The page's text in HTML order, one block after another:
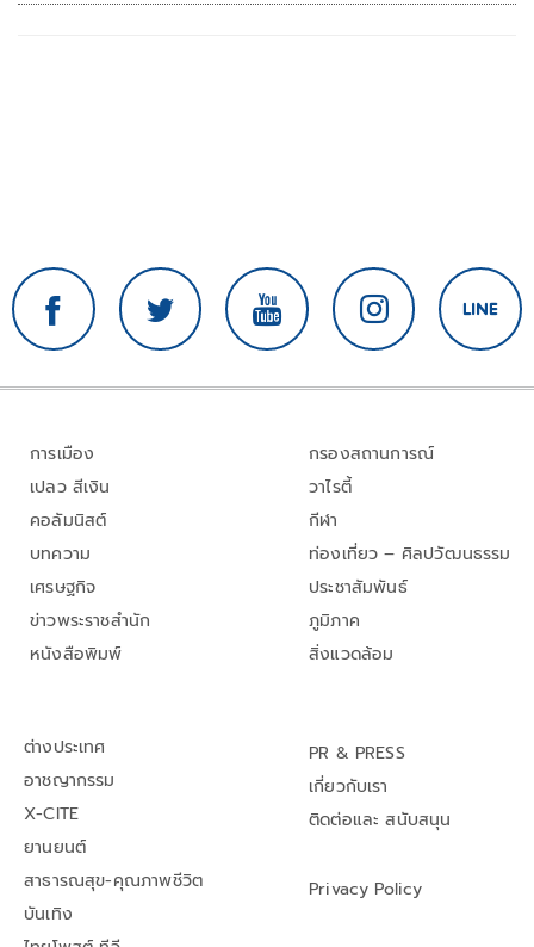
การเมือง
เปลว สีเงิน
คอลัมนิสต์
บทความ
เศรษฐกิจ
ข่าวพระราชสำนัก
หนังสือพิมพ์
กรองสถานการณ์
วาไรตี้
กีฬา
ท่องเที่ยว – ศิลปวัฒนธรรม
ประชาสัมพันธ์
ภูมิภาค
สิ่งแวดล้อม
ต่างประเทศ
อาชญากรรม
X-CITE
ยานยนต์
สาธารณสุข-คุณภาพชีวิต
บันเทิง
PR & PRESS
เกี่ยวกับเรา
ติดต่อและ สนับสนุน
Privacy Policy